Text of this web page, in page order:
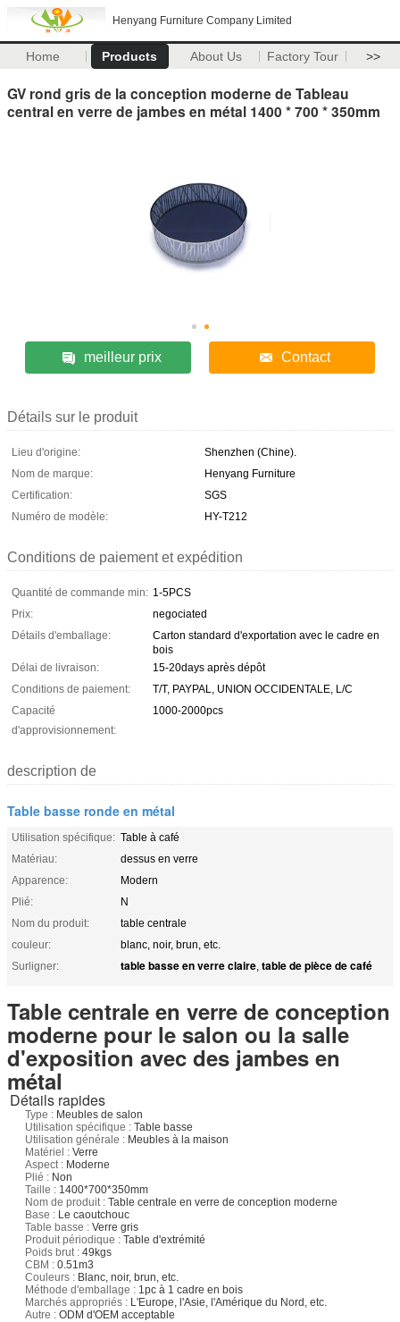
Henyang Furniture Company Limited
Home Products About Us Factory Tour >>
GV rond gris de la conception moderne de Tableau
central en verre de jambes en métal 1400 * 700 * 350mm
meilleur prix Contact
Détails sur le produit
Lieu d'origine:
Shenzhen (Chine).
Nom de marque:
Henyang Furniture
Certification:
SGS
Numéro de modèle:
HY-T212
Conditions de paiement et expédition
Quantité de commande min: 1-5PCS
Prix:
negociated
Détails d'emballage:
Carton standard d'exportation avec le cadre en
bois
Délai de livraison:
15-20days après dépôt
Conditions de paiement:
T/T, PAYPAL, UNION OCCIDENTALE, L/C
Capacité
d'approvisionnement:
1000-2000pcs
description de
Table basse ronde en métal
Utilisation spécifique: Table à café
Matériau:
dessus en verre
Apparence:
Modern
Plié:
N
Nom du produit:
table centrale
couleur:
blanc, noir, brun, etc.
Surligner:
table basse en verre claire, table de pièce de café
Table centrale en verre de conception
moderne pour le salon ou la salle
d'exposition avec des jambes en
métal
Détails rapides
Type : Meubles de salon
Utilisation spécifique : Table basse
Utilisation générale : Meubles à la maison
Matériel : Verre
Aspect : Moderne
Plié : Non
Taille : 1400*700*350mm
Nom de produit : Table centrale en verre de conception moderne
Base : Le caoutchouc
Table basse : Verre gris
Produit périodique : Table d'extrémité
Poids brut : 49kgs
CBM : 0.51m3
Couleurs : Blanc, noir, brun, etc.
Méthode d'emballage : 1pc à 1 cadre en bois
Marchés appropriés : L'Europe, l'Asie, l'Amérique du Nord, etc.
Autre : ODM d'OEM acceptable